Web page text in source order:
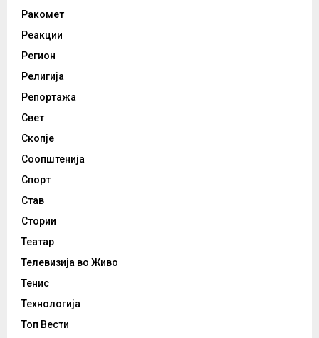
Ракомет
Реакции
Регион
Религија
Репортажа
Свет
Скопје
Соопштенија
Спорт
Став
Стории
Театар
Телевизија во Живо
Тенис
Технологија
Топ Вести